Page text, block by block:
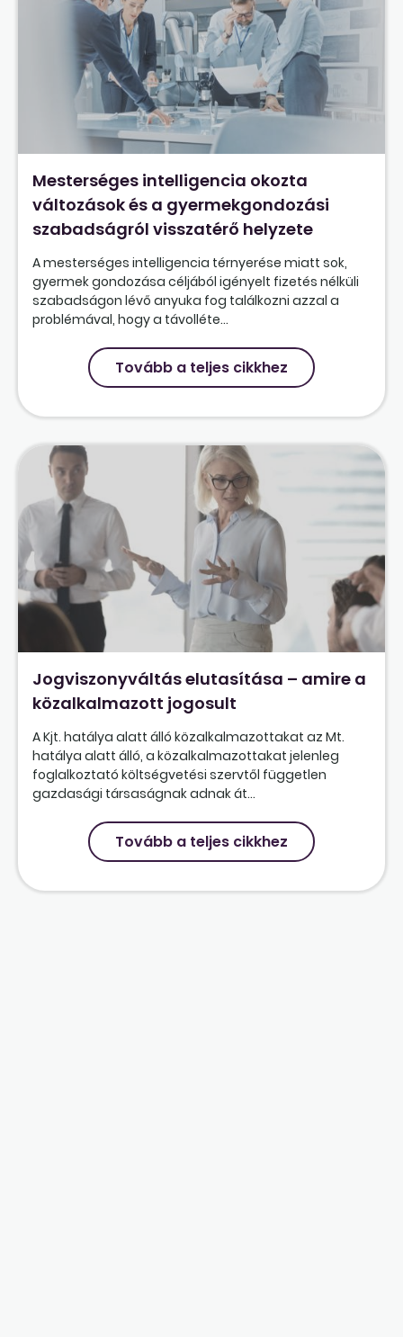
Mesterséges intelligencia okozta
változások és a gyermekgondozási
szabadságról visszatérő helyzete
A mesterséges intelligencia térnyerése miatt sok,
gyermek gondozása céljából igényelt fizetés nélküli
szabadságon lévő anyuka fog találkozni azzal a
problémával, hogy a távolléte...
Tovább a teljes cikkhez
Jogviszonyváltás elutasítása – amire a
közalkalmazott jogosult
A Kjt. hatálya alatt álló közalkalmazottakat az Mt.
hatálya alatt álló, a közalkalmazottakat jelenleg
foglalkoztató költségvetési szervtől független
gazdasági társaságnak adnak át...
Tovább a teljes cikkhez